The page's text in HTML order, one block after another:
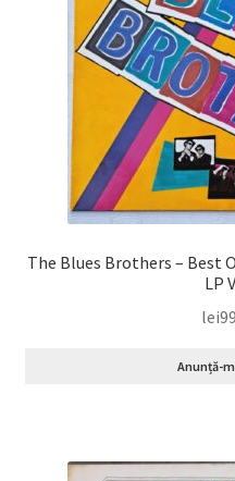
The Blues Brothers – Best Of
lei
Anunță-